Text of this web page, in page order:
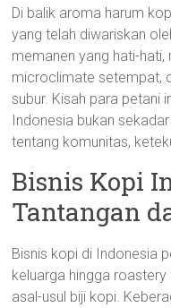
Di balik aroma harum
yang telah diwariskan
memanen yang hati-
microclimate setempat,
subur. Kisah para petani
Indonesia bukan
tentang komunitas,
Bisnis Kopi
Tantangan
Bisnis kopi di Indonesia
keluarga hingga
asal-usul biji kopi.